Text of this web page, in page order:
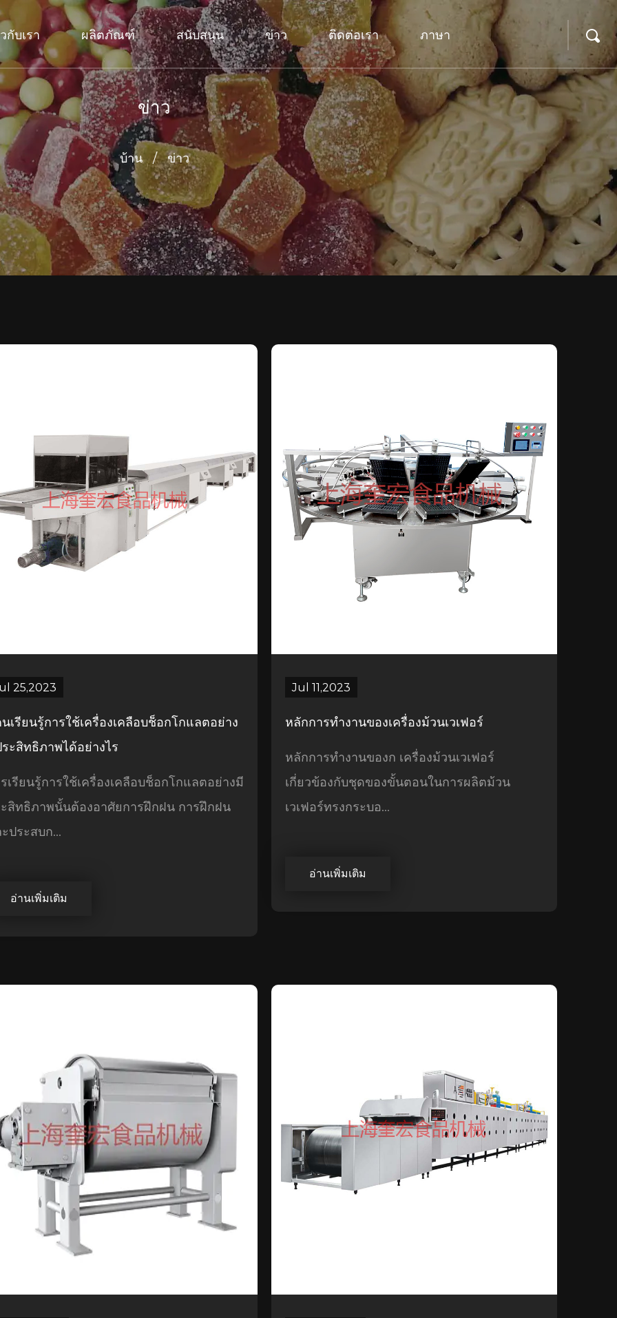
กับเรา ผลิตภัณฑ์ สนับสนุน ข่าว ติดต่อเรา ภาษา
ข่าว
บ้าน / ข่าว
25,2023
เรียนรู้การใช้เครื่องเคลือบช็อกโกแลตอย่าง
ะสิทธิภาพได้อย่างไร
เรียนรู้การใช้เครื่องเคลือบช็อกโกแลตอย่างมี
สิทธิภาพนั้นต้องอาศัยการฝึกฝน การฝึกฝน
ประสบก...
อ่านเพิ่มเติม
Jul 11,2023
หลักการทำงานของเครื่องม้วนเวเฟอร์
หลักการทำงานของก เครื่องม้วนเวเฟอร์
เกี่ยวข้องกับชุดของขั้นตอนในการผลิตม้วน
เวเฟอร์ทรงกระบอ...
อ่านเพิ่มเติม